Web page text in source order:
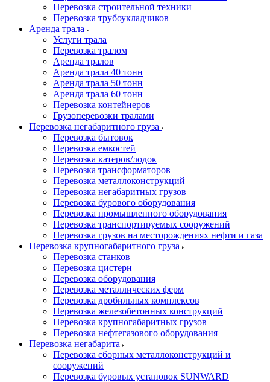
Перевозка строительной техники
Перевозка трубоукладчиков
Аренда трала
Услуги трала
Перевозка тралом
Аренда тралов
Аренда трала 40 тонн
Аренда трала 50 тонн
Аренда трала 60 тонн
Перевозка контейнеров
Грузоперевозки тралами
Перевозка негабаритного груза
Перевозка бытовок
Перевозка емкостей
Перевозка катеров/лодок
Перевозка трансформаторов
Перевозка металлоконструкций
Перевозка негабаритных грузов
Перевозка бурового оборудования
Перевозка промышленного оборудования
Перевозка транспортируемых сооружений
Перевозка грузов на месторождениях нефти и газа
Перевозка крупногабаритного груза
Перевозка станков
Перевозка цистерн
Перевозка оборудования
Перевозка металлических ферм
Перевозка дробильных комплексов
Перевозка железобетонных конструкций
Перевозка крупногабаритных грузов
Перевозка нефтегазового оборудования
Перевозка негабарита
Перевозка сборных металлоконструкций и
сооружений
Перевозка буровых установок SUNWARD